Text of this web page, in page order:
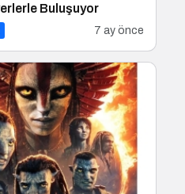
Buluşuyor
7 ay önce